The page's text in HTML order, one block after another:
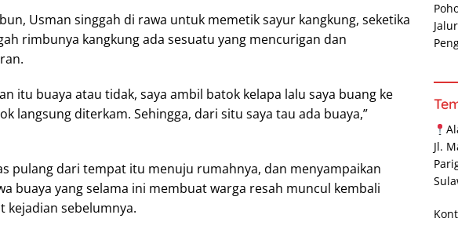
Usman singgah di rawa untuk memetik sayur kangkung, seketika
rimbunya kangkung ada sesuatu yang mencurigan dan
itu buaya atau tidak, saya ambil batok kelapa lalu saya buang ke
langsung diterkam. Sehingga, dari situ saya tau ada buaya,”
pulang dari tempat itu menuju rumahnya, dan menyampaikan
buaya yang selama ini membuat warga resah muncul kembali
kejadian sebelumnya.
Jl.